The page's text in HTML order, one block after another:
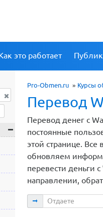
это работает
Pro-Obmen.ru » Курсы
Перевод
Перевод денег с
постоянные
этой странице.
обновляем
перевести деньги
направлении,
Отдаете